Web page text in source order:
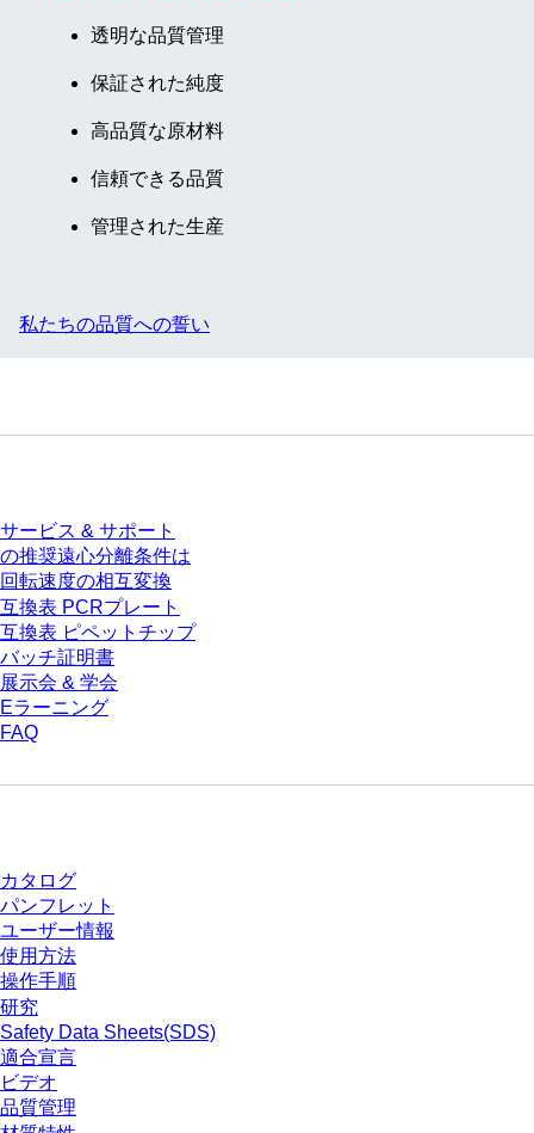
透明な品質管理
保証された純度
高品質な原材料
信頼できる品質
管理された生産
私たちの品質への誓い
サービス & サポート
の推奨遠心分離条件は
回転速度の相互変換
互換表 PCRプレート
互換表 ピペットチップ
バッチ証明書
展示会 & 学会
Eラーニング
FAQ
カタログ
パンフレット
ユーザー情報
使用方法
操作手順
研究
Safety Data Sheets(SDS)
適合宣言
ビデオ
品質管理